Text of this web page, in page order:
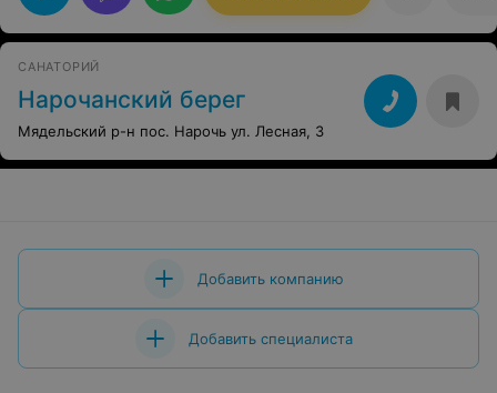
САНАТОРИЙ
Нарочанский берег
Мядельский р-н пос. Нарочь ул. Лесная, 3
Добавить компанию
Добавить специалиста